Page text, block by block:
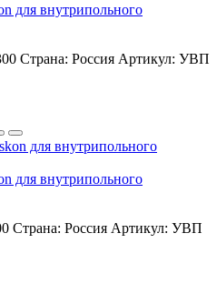
для внутрипольного
Страна: Россия Артикул: УВП
для внутрипольного
Страна: Россия Артикул: УВП